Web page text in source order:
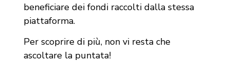
beneficiare dei fondi raccolti dalla stessa
piattaforma.
Per scoprire di più, non vi resta che
ascoltare la puntata!